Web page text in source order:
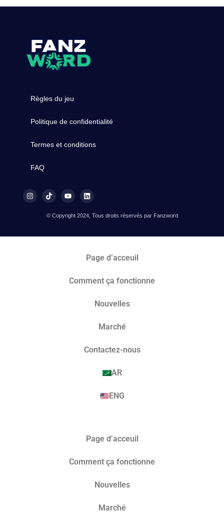
Règles du jeu
Politique de confidentialité
Termes et conditions
FAQ
© Copyright 2024, Tous droits réservés par Fanzword
Page d’acceuil
Comment ça fonctionne
Nouvelles
Marché​
Contactez-nous
AR
ENG
Page d’acceuil
Comment ça fonctionne
Nouvelles
Marché​